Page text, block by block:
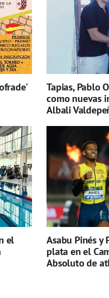
Tapias, Pablo
como nuevas
Albali
el
Asabu Pinés y
plata en el
Absoluto de